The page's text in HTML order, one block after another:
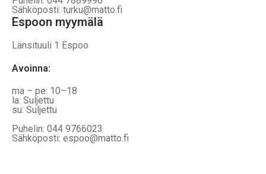
Sähköposti: turku@matto.fi
Espoon myymälä
Länsituuli 1 Espoo
Avoinna:
ma – pe: 10–18
la: Suljettu
su: Suljettu
Puhelin: 044 9766023
Sähköposti: espoo@matto.fi